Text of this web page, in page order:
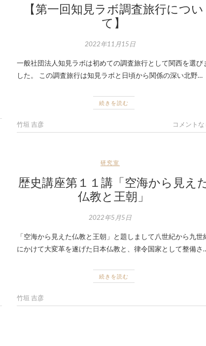
【第一回知見ラボ調査旅行につい
て】
2022年11月15日
一般社団法人知見ラボは初めての調査旅行として関西を選び
した。 この調査旅行は知見ラボと日頃から関係の深い北野…
続きを読む
竹垣 吉彦 コメントな
研究室
歴史講座第１１講「空海から見え
仏教と王朝」
2022年5月5日
「空海から見えた仏教と王朝」と題しまして八世紀から九世
にかけて大変革を遂げた日本仏教と、律令国家として整備さ
続きを読む
竹垣 吉彦